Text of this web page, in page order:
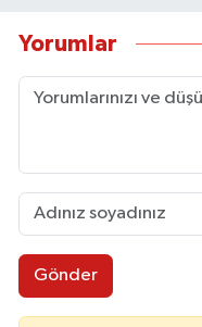
Yorumlar
Gönder